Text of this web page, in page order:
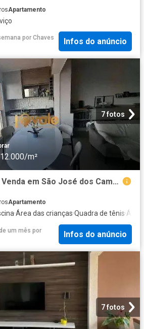
Apartamento
por Chaves
Infos do anúncio
7 fotos
m²
Apartamento para Venda em São José dos Campos/SP Jardim das Indústrias 2 Quartos
Apartamento
·Área das crianças·Quadra de tênis·Área
um mês por
Infos do anúncio
7 fotos